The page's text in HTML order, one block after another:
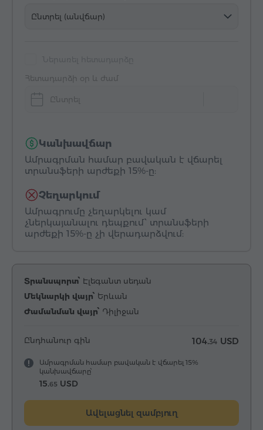
Ընտրել (անվճար)
Հետադարձի օր և ժամ
Ընտրել
Կանխավճար
Ամրագրման համար բավական է վճարել
տրանսֆերի արժեքի 15%-ը:
Չեղարկում
Ամրագրումը չեղարկելու կամ
չներկայանալու դեպքում՝ տրանսֆերի
արժեքի 15%-ը չի վերադարձվում:
Տրանսպորտ՝ Էլեգանտ սեդան
Մեկնարկի վայր՝ Երևան
Ժամանման վայր՝ Դիլիջան
Ընդհանուր գին 104.34 USD
Ամրագրման համար բավական է վճարել 15%
կանխավճարը՝
15.65 USD
Ավելացնել զամբյուղ